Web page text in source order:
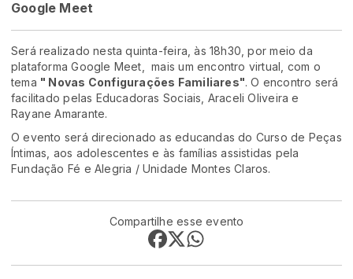
Google Meet
Será realizado nesta quinta-feira, às 18h30, por meio da
plataforma Google Meet, mais um encontro virtual, com o
tema " Novas Configurações Familiares". O encontro será
facilitado pelas Educadoras Sociais, Araceli Oliveira e
Rayane Amarante.
O evento será direcionado as educandas do Curso de Peças
Íntimas, aos adolescentes e às famílias assistidas pela
Fundação Fé e Alegria / Unidade Montes Claros.
Compartilhe esse evento